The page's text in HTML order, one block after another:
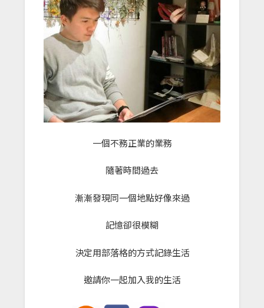
一個不務正業的業務
隨著時間過去
漸漸發現同一個地點好像來過
記憶卻很模糊
決定用部落格的方式記錄生活
邀請你一起加入我的生活